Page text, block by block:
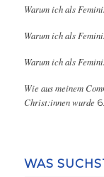
Warum ich als
Warum ich als
Warum ich als
Wie aus meinem
Christ:innen wurde
WAS